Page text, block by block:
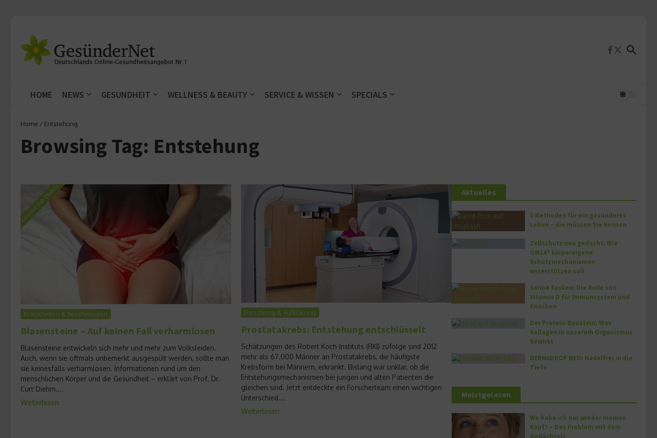
HOME NEWS GESUNDHEIT WELLNESS & BEAUTY SERVICE & WISSEN SPECIALS
Home / Entstehung
Browsing Tag: Entstehung
Krankheiten & Beschwerden
Blasensteine – Auf keinen Fall verharmlosen
Blasensteine entwickeln sich mehr und mehr zum Volksleiden.
Auch, wenn sie oftmals unbemerkt ausgespült werden, sollte man
sie keinesfalls verharmlosen. Informationen rund um den
menschlichen Körper und die Gesundheit – erklärt von Prof. Dr.
Curt Diehm....
Weiterlesen
Forschung & Aufklärung
Prostatakrebs: Entstehung entschlüsselt
Schätzungen des Robert Koch-Instituts (RKI) zufolge sind 2012
mehr als 67.000 Männer an Prostatakrebs, die häufigste
Krebsform bei Männern, erkrankt. Bislang war unklar, ob die
Entstehungsmechanismen bei jungen und alten Patienten die
gleichen sind. Jetzt entdeckte ein Forscherteam einen wichtigen
Unterschied....
Weiterlesen
Aktuelles
5 Methoden für ein gesünderes
Leben – die müssen Sie kennen
Zellschutz neu gedacht: Wie
OM24® körpereigene
Schutzmechanismen
unterstützen soll
Sonne tanken: Die Rolle von
Vitamin D für Immunsystem und
Knochen
Der Protein-Baustein: Was
Kollagen in unserem Organismus
bewirkt
DERMADROP MED: Nadelfrei in die
Tiefe
Meistgelesen
Wo habe ich nur wieder meinen
Kopf? – Das Problem mit dem
Gedächtnis